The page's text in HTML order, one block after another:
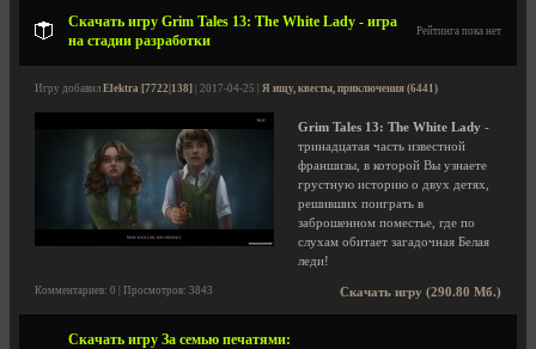
Скачать игру Grim Tales 13: The White Lady - игра
на стадии разработки
Рейтинга пока нет
Игру добавил Elektra [7722|138] | 2017-04-25 | Я ищу, квесты, приключения (6441)
Grim Tales 13: The White Lady -
тринадцатая часть известной
франшизы, в которой Вы узнаете
грустную историю о двух детях,
решивших поиграть в
заброшенном поместье, где по
слухам обитает загадочная Белая
леди!
Скачать игру (290.80 Мб.)
Комментариев: 0 | Просмотров: 3843
Скачать игру За семью печатями: